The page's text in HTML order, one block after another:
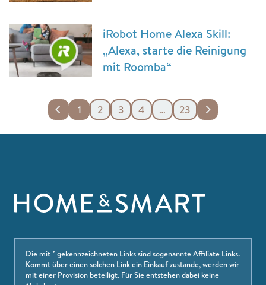
iRobot Home Alexa Skill:
„Alexa, starte die Reinigung
mit Roomba“
1 2 3 4 … 23
Die mit * gekennzeichneten Links sind sogenannte Affiliate Links.
Kommt über einen solchen Link ein Einkauf zustande, werden wir
mit einer Provision beteiligt. Für Sie entstehen dabei keine